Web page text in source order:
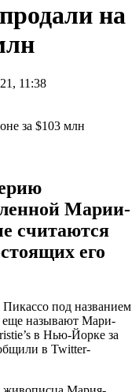
на
11:38
Марии-
считаются
его
под названием
еще называют Мари-
в Нью-Йорке за
в Twitter-